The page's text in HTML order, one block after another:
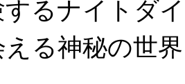
るナイトダ
る神秘の世界